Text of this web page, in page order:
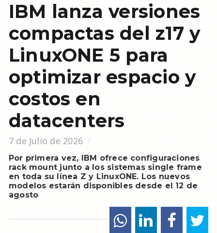
IBM lanza versiones
compactas del z17 y
LinuxONE 5 para
optimizar espacio y
costos en
datacenters
7 de Julio de 2026
Por primera vez, IBM ofrece configuraciones
rack mount junto a los sistemas single frame
en toda su línea Z y LinuxONE. Los nuevos
modelos estarán disponibles desde el 12 de
agosto